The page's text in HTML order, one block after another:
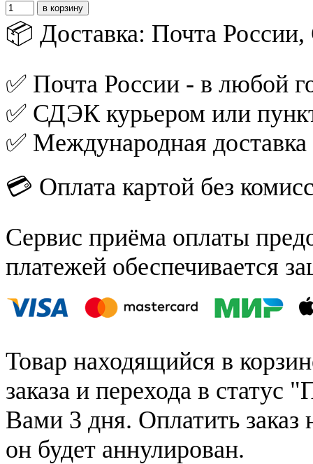
📦 Доставка: Почта
✅ Почта России - в любой
✅ СДЭК курьером или
✅ Международная
💳 Оплата картой без
Сервис приёма оплаты
платежей обеспечивается
Товар находящийся в
заказа и перехода в статус
Вами 3 дня. Оплатить заказ
он будет аннулирован.